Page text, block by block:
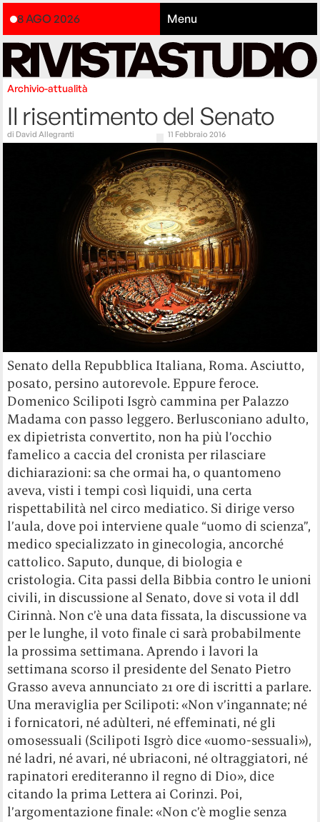
8 AGO 2026 Menu
Archivio-attualità
Il risentimento del Senato
di David Allegranti 11 Febbraio 2016
Senato della Repubblica Italiana, Roma. Asciutto,
posato, persino autorevole. Eppure feroce.
Domenico Scilipoti Isgrò cammina per Palazzo
Madama con passo leggero. Berlusconiano adulto,
ex dipietrista convertito, non ha più l’occhio
famelico a caccia del cronista per rilasciare
dichiarazioni: sa che ormai ha, o quantomeno
aveva, visti i tempi così liquidi, una certa
rispettabilità nel circo mediatico. Si dirige verso
l’aula, dove poi interviene quale “uomo di scienza”,
medico specializzato in ginecologia, ancorché
cattolico. Saputo, dunque, di biologia e
cristologia. Cita passi della Bibbia contro le unioni
civili, in discussione al Senato, dove si vota il ddl
Cirinnà. Non c’è una data fissata, la discussione va
per le lunghe, il voto finale ci sarà probabilmente
la prossima settimana. Aprendo i lavori la
settimana scorso il presidente del Senato Pietro
Grasso aveva annunciato 21 ore di iscritti a parlare.
Una meraviglia per Scilipoti: «Non v’ingannate; né
i fornicatori, né adùlteri, né effeminati, né gli
omosessuali (Scilipoti Isgrò dice «uomo-sessuali»),
né ladri, né avari, né ubriaconi, né oltraggiatori, né
rapinatori erediteranno il regno di Dio», dice
citando la prima Lettera ai Corinzi. Poi,
l’argomentazione finale: «Non c’è moglie senza